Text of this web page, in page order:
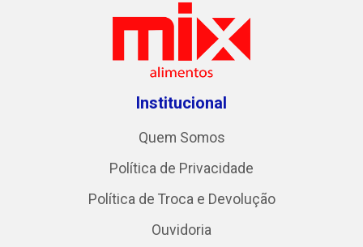
Institucional
Quem Somos
Política de Privacidade
Política de Troca e Devolução
Ouvidoria